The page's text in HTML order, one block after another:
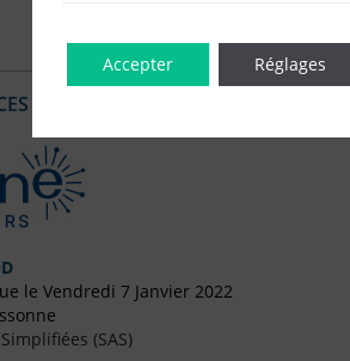
LÉGALES PUBLIÉES EN LIGNE
le Vendredi 7 Janvier 2022
(SAS)
Accepter Réglages